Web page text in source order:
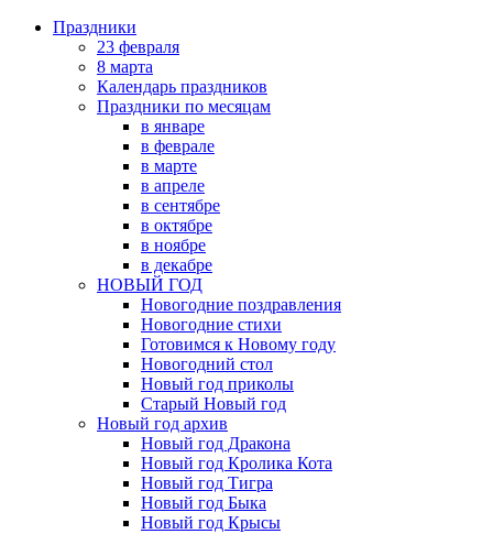
Праздники
23 февраля
8 марта
Календарь праздников
Праздники по месяцам
в январе
в феврале
в марте
в апреле
в сентябре
в октябре
в ноябре
в декабре
НОВЫЙ ГОД
Новогодние поздравления
Новогодние стихи
Готовимся к Новому году
Новогодний стол
Новый год приколы
Старый Новый год
Новый год архив
Новый год Дракона
Новый год Кролика Кота
Новый год Тигра
Новый год Быка
Новый год Крысы